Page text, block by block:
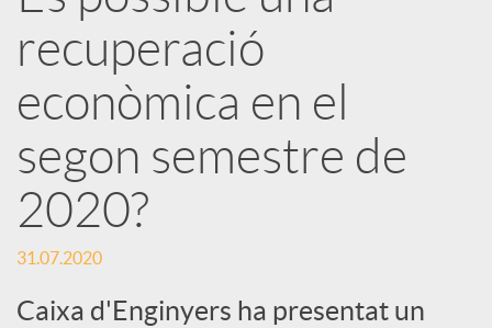
r
x
e
s
S
recuperació
econòmica en el
segon semestre de
2020?
31.07.2020
Caixa d'Enginyers ha presentat un